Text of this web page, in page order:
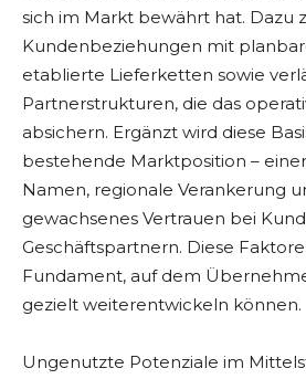
sich im Markt bewährt hat. Dazu
Kundenbeziehungen mit
etablierte Lieferketten sowie
Partnerstrukturen, die das
absichern. Ergänzt wird diese
bestehende Marktposition –
Namen, regionale Verankerung
gewachsenes Vertrauen bei
Geschäftspartnern. Diese
Fundament, auf dem
gezielt weiterentwickeln können.
Ungenutzte Potenziale im